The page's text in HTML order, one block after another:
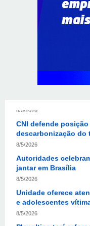
alimentos e de
PL quer assegurar
Gnattali nesta sexta
Autoridades
jantar em Brasília
Unidade oferece
e adolescentes
Planaltina terá
Nacional da Uva e do